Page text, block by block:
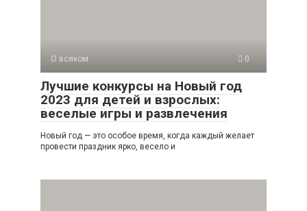
О всяком 0
Лучшие конкурсы на Новый год
2023 для детей и взрослых:
веселые игры и развлечения
Новый год — это особое время, когда каждый желает
провести праздник ярко, весело и